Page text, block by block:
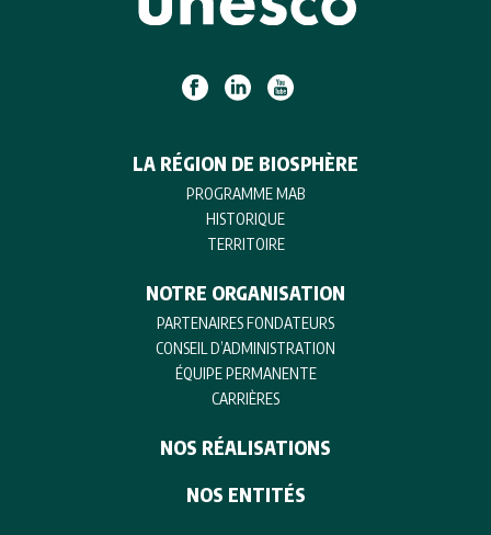
LA RÉGION DE BIOSPHÈRE
PROGRAMME MAB
HISTORIQUE
TERRITOIRE
NOTRE ORGANISATION
PARTENAIRES FONDATEURS
CONSEIL D’ADMINISTRATION
ÉQUIPE PERMANENTE
CARRIÈRES
NOS RÉALISATIONS
NOS ENTITÉS